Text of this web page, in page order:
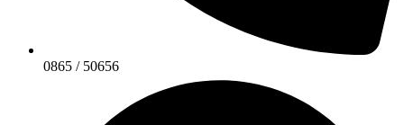
0865 / 50656